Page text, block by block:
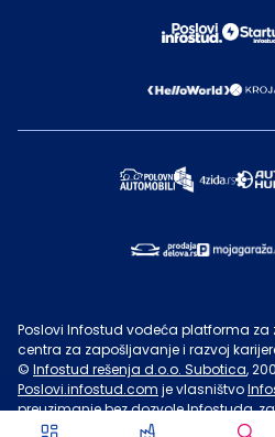
Poslovi Infostud vodeća platforma za
centra za zapošljavanje i razvoj
© Infostud rešenja d.o.o. Subotica,
Poslovi.infostud.com je vlasništvo
preuzimanje bez dozvoleInfostuda,
u druge svrhe, osim za lične potrebe